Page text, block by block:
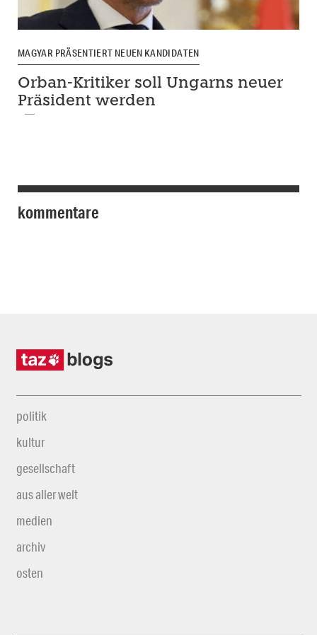
MAGYAR PRÄSENTIERT NEUEN KANDIDATEN
Orban-Kritiker soll Ungarns neuer
Präsident werden
kommentare
politik
kultur
gesellschaft
aus aller welt
medien
archiv
osten